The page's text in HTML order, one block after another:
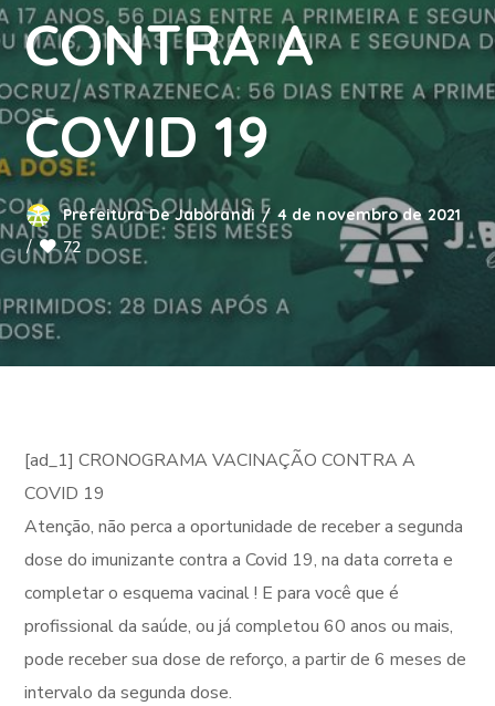
CONTRA A
COVID 19
Prefeitura De Jaborandi 4 de novembro de 2021
72
[ad_1] CRONOGRAMA VACINAÇÃO CONTRA A
COVID 19
Atenção, não perca a oportunidade de receber a segunda
dose do imunizante contra a Covid 19, na data correta e
completar o esquema vacinal ! E para você que é
profissional da saúde, ou já completou 60 anos ou mais,
pode receber sua dose de reforço, a partir de 6 meses de
intervalo da segunda dose.